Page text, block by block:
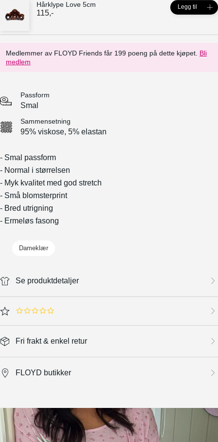
Medlemmer av FLOYD Friends får 199 poeng på dette kjøpet. Bli
medlem
Hårklype Love 5cm
115,-
Legg til
Passform
Smal
Sammensetning
95% viskose, 5% elastan
- Smal passform
- Normal i størrelsen
- Myk kvalitet med god stretch
- Små blomsterprint
- Bred utrigning
- Ermeløs fasong
Dameklær
Se produktdetaljer
0.0 star rating
Fri frakt & enkel retur
FLOYD butikker